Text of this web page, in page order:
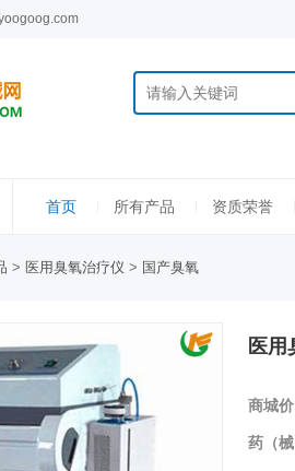
首页 所有产品 资质荣誉
> 医用臭氧治疗仪 > 国产臭氧
医用
商城
药（